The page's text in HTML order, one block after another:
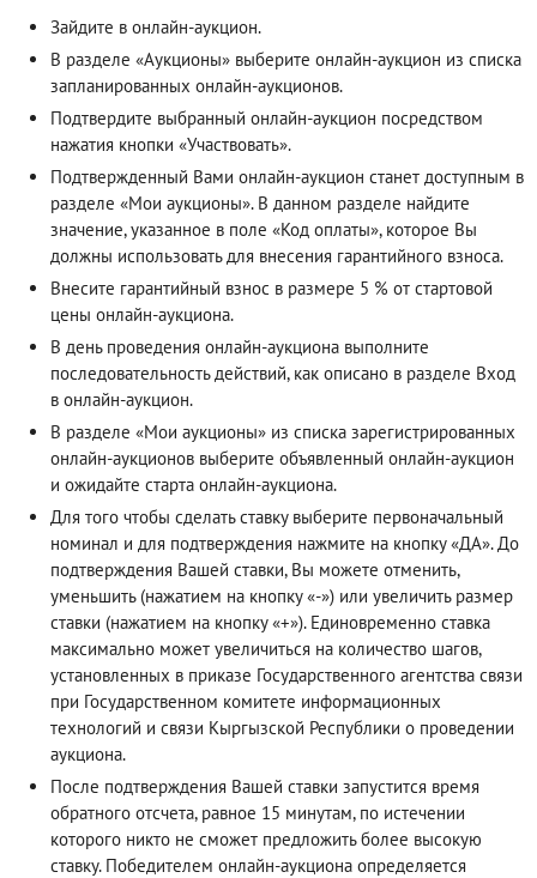
Зайдите в онлайн-аукцион.
В разделе «Аукционы» выберите онлайн-аукцион из списка
запланированных онлайн-аукционов.
Подтвердите выбранный онлайн-аукцион посредством
нажатия кнопки «Участвовать».
Подтвержденный Вами онлайн-аукцион станет доступным в
разделе «Мои аукционы». В данном разделе найдите
значение, указанное в поле «Код оплаты», которое Вы
должны использовать для внесения гарантийного взноса.
Внесите гарантийный взнос в размере 5 % от стартовой
цены онлайн-аукциона.
В день проведения онлайн-аукциона выполните
последовательность действий, как описано в разделе Вход
в онлайн-аукцион.
В разделе «Мои аукционы» из списка зарегистрированных
онлайн-аукционов выберите объявленный онлайн-аукцион
и ожидайте старта онлайн-аукциона.
Для того чтобы сделать ставку выберите первоначальный
номинал и для подтверждения нажмите на кнопку «ДА». До
подтверждения Вашей ставки, Вы можете отменить,
уменьшить (нажатием на кнопку «-») или увеличить размер
ставки (нажатием на кнопку «+»). Единовременно ставка
максимально может увеличиться на количество шагов,
установленных в приказе Государственного агентства связи
при Государственном комитете информационных
технологий и связи Кыргызской Республики о проведении
аукциона.
После подтверждения Вашей ставки запустится время
обратного отсчета, равное 15 минутам, по истечении
которого никто не сможет предложить более высокую
ставку. Победителем онлайн-аукциона определяется